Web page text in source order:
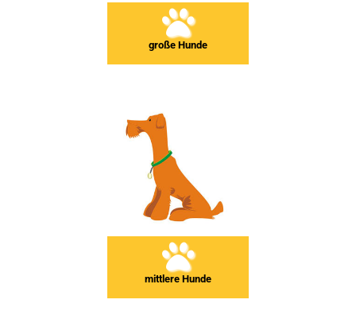
große Hunde
mittlere Hunde